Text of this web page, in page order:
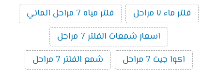
فلتر ماء ٧ مراحل
فلتر مياه 7 مراحل الماني
اسعار شمعات الفلتر 7 مراحل
اكوا جيت 7 مراحل
شمع الفلتر 7 مراحل